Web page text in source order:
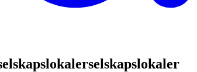
selskapslokaler